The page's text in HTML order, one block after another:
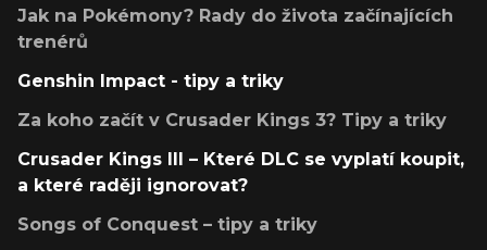
Jak na Pokémony? Rady do života začínajících
trenérů
Genshin Impact - tipy a triky
Za koho začít v Crusader Kings 3? Tipy a triky
Crusader Kings III – Které DLC se vyplatí koupit,
a které raději ignorovat?
Songs of Conquest – tipy a triky